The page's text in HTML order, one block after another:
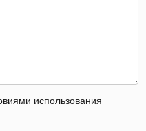
использования